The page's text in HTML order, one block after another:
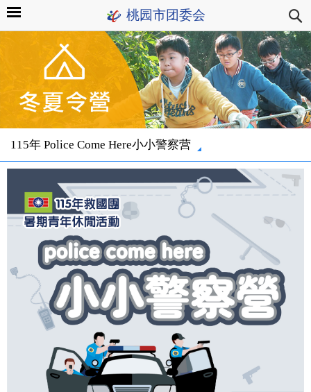
桃园市团委会
115年 Police Come Here小小警察营